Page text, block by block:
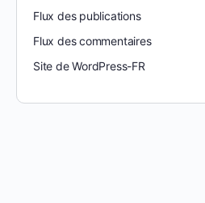
Flux des publications
Flux des commentaires
Site de WordPress-FR